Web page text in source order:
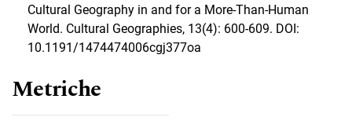
Cultural Geography in and for a More-Than-Human
World. Cultural Geographies, 13(4): 600-609. DOI:
10.1191/1474474006cgj377oa
Metriche